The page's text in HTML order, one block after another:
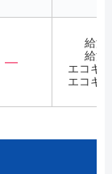
―
給湯
給湯
エコキ
エコキ